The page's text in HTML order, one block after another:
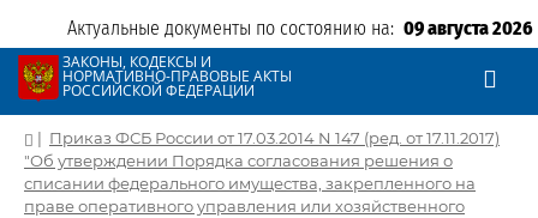
Актуальные документы по состоянию на: 09 августа 2026
ЗАКОНЫ, КОДЕКСЫ И
НОРМАТИВНО-ПРАВОВЫЕ АКТЫ
РОССИЙСКОЙ ФЕДЕРАЦИИ
| Приказ ФСБ России от 17.03.2014 N 147 (ред. от 17.11.2017)
"Об утверждении Порядка согласования решения о
списании федерального имущества, закрепленного на
праве оперативного управления или хозяйственного